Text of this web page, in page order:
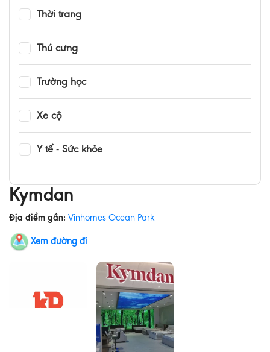
Thời trang
Thú cưng
Trường học
Xe cộ
Y tế - Sức khỏe
Kymdan
Địa điểm gần: Vinhomes Ocean Park
Xem đường đi